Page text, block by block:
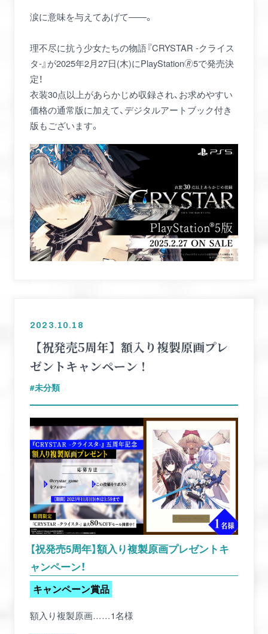
涙に意味を与えてあげて――。
理不尽に抗う少女たちの物語『CRYSTAR -クライス
タ-』が2025年2月27日(木)にPlayStation🄬5で発売決
定！
衣装30点以上があらかじめ収録され、お求めやすい
価格の通常版に加えて、デジタルアートブック付き
版もございます。
2023.10.18
未分類
【祝発売5周年】額入り複製原画プレ
ゼントキャンペーン！
【祝発売5周年】額入り複製原画プレゼントキ
ャンペーン！
キャンペーン賞品
額入り複製原画……1名様